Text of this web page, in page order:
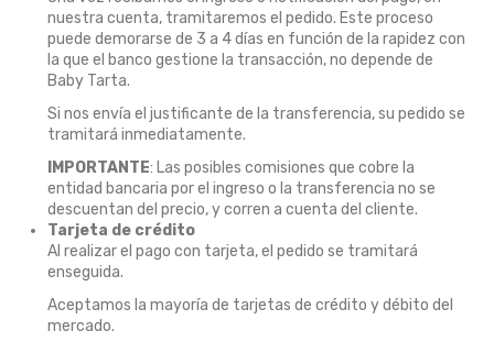
nuestra cuenta, tramitaremos el pedido. Este proceso
puede demorarse de 3 a 4 días en función de la rapidez con
la que el banco gestione la transacción, no depende de
Baby Tarta.
Si nos envía el justificante de la transferencia, su pedido se
tramitará inmediatamente.
IMPORTANTE: Las posibles comisiones que cobre la
entidad bancaria por el ingreso o la transferencia no se
descuentan del precio, y corren a cuenta del cliente.
Tarjeta de crédito
Al realizar el pago con tarjeta, el pedido se tramitará
enseguida.
Aceptamos la mayoría de tarjetas de crédito y débito del
mercado.